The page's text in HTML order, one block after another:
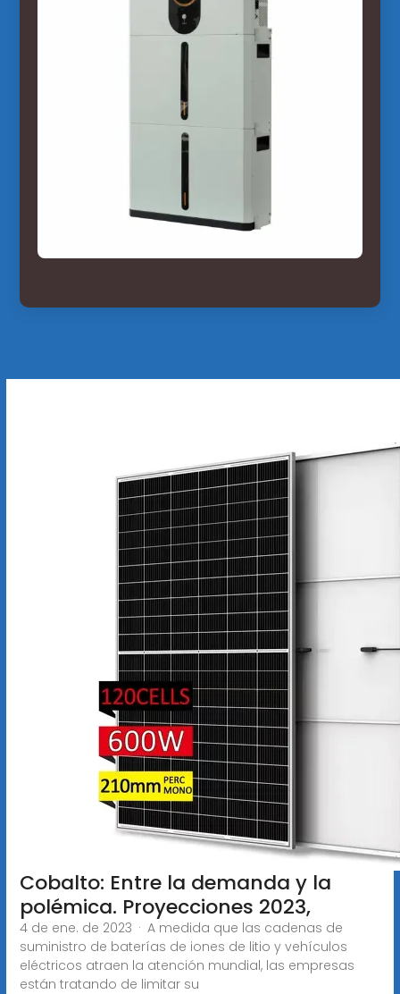
Cobalto: Entre la demanda y la
polémica. Proyecciones 2023,
4 de ene. de 2023 · A medida que las cadenas de
suministro de baterías de iones de litio y vehículos
eléctricos atraen la atención mundial, las empresas
están tratando de limitar su